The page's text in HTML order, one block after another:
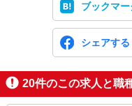
ブックマー
シェアする
20件のこの求人と職